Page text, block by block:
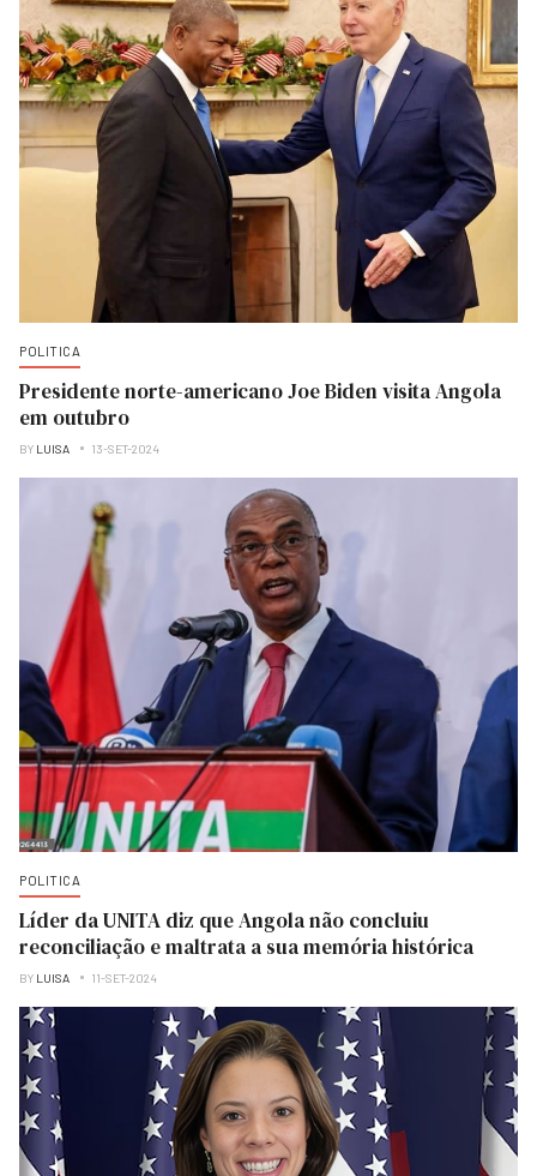
POLITICA
Presidente norte-americano Joe Biden visita Angola
em outubro
BY LUISA 13-SET-2024
POLITICA
Líder da UNITA diz que Angola não concluiu
reconciliação e maltrata a sua memória histórica
BY LUISA 11-SET-2024